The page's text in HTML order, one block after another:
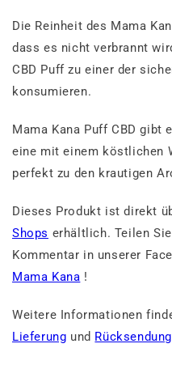
Die Reinheit des Mama
dass es nicht verbrannt
CBD Puff zu einer der
konsumieren.
Mama Kana Puff CBD gibt
eine mit einem köstlichen
perfekt zu den krautigen
Dieses Produkt ist direkt
Shops erhältlich. Teilen
Kommentar in unserer
Mama Kana !
Weitere Informationen
Lieferung und